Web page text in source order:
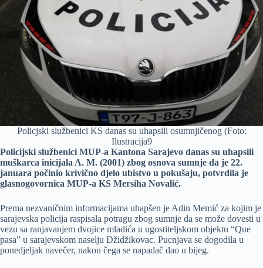
Policjski službenici KS danas su uhapsili osumnjičenog (Foto:
Ilustracija9
Policijski službenici MUP-a Kantona Sarajevo danas su uhapsili
muškarca inicijala A. M. (2001) zbog osnova sumnje da je 22.
januara počinio krivično djelo ubistvo u pokušaju, potvrdila je
glasnogovornica MUP-a KS Mersiha Novalić.
Prema nezvaničnim informacijama uhapšen je Adin Memić za kojim je
sarajevska policija raspisala potragu zbog sumnje da se može dovesti u
vezu sa ranjavanjem dvojice mladića u ugostiteljskom objektu “Que
pasa” u sarajevskom naselju Džidžikovac. Pucnjava se dogodila u
ponedjeljak navečer, nakon čega se napadač dao u bijeg.